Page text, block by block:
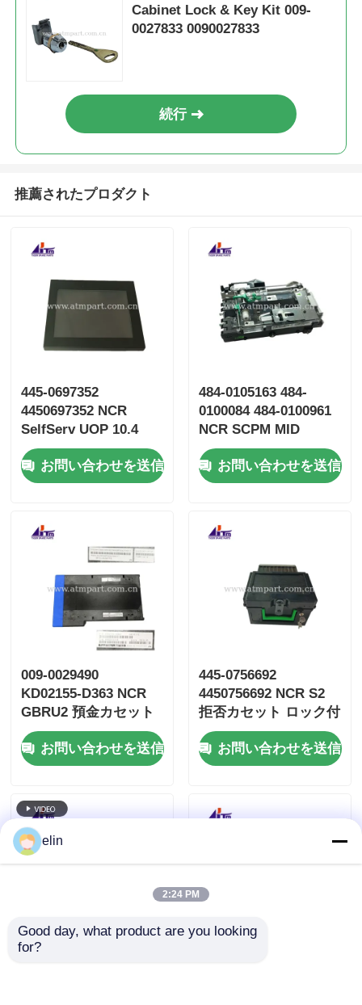
Cabinet Lock & Key Kit 009-
0027833 0090027833
続行
推薦されたプロダクト
445-0697352
4450697352 NCR
SelfServ UOP 10.4
Inch LCD Display
お問い合わせを送信
484-0105163 484-
0100084 484-0100961
NCR SCPM MID
Infeed ATM Parts
お問い合わせを送信
009-0029490
KD02155-D363 NCR
GBRU2 預金カセット
フジツー G610 G611
お問い合わせを送信
445-0756692
4450756692 NCR S2
拒否カセット ロック付
き ATM パーツ
お問い合わせを送信
elin
2:24 PM
Good day, what product are you looking
for?